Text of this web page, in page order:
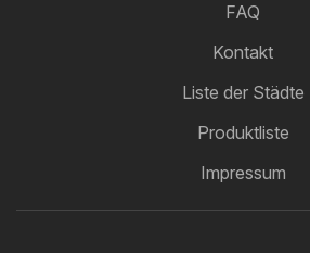
FAQ
Kontakt
Liste der Städte
Produktliste
Impressum